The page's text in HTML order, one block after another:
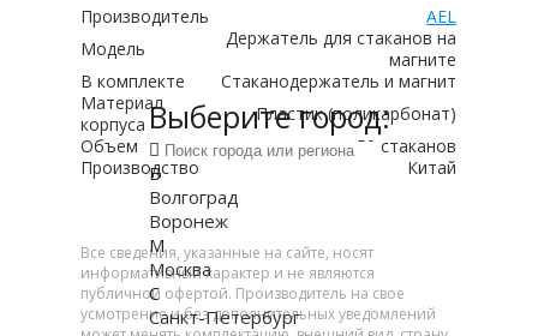
Производитель
AEL
Модель
Держатель для стаканов на
магните
В комплекте
Стаканодержатель и магнит
Материал
корпуса
Пластик (поликарбонат)
Объем
50 стаканов
Производство
Китай
Все сведения, указанные на сайте, носят
информативный характер и не являются
публичной офертой. Производитель на свое
усмотрение и без дополнительных уведомлений
Выберите город:
В
Волгоград
Воронеж
М
Москва
С
Санкт-Петербург